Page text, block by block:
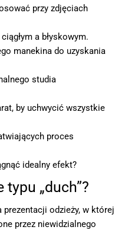
przy zdjęciach
a błyskowym.
manekina do uzyskania
studia
by uchwycić wszystkie
proces
idealny efekt?
„duch”?
prezentacji odzieży, w której
przez niewidzialnego